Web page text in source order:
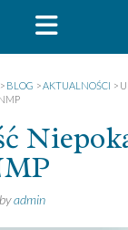
> BLOG >AKTUALNOŚCI >
byadmin